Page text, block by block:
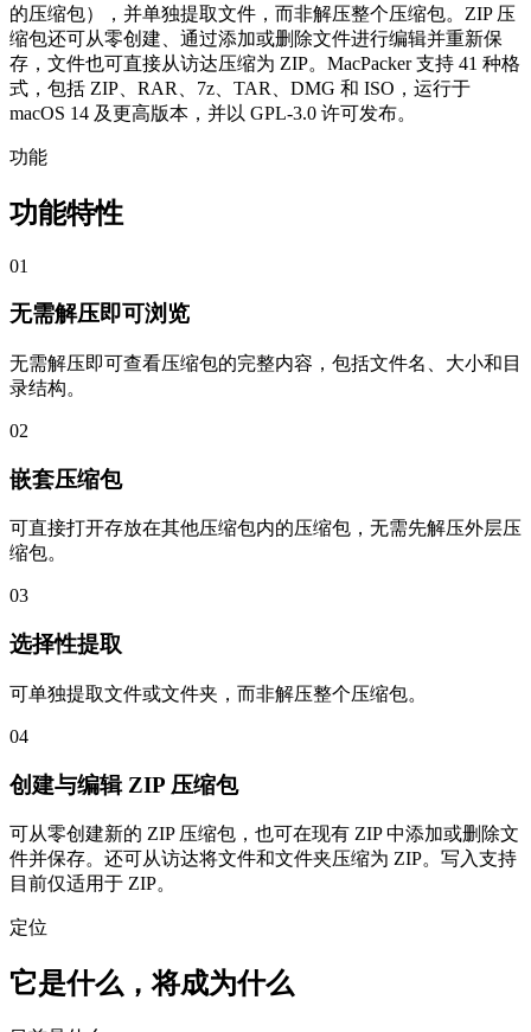
的压缩包），并单独提取文件，而非解压整个压缩包。ZIP 压
缩包还可从零创建、通过添加或删除文件进行编辑并重新保
存，文件也可直接从访达压缩为 ZIP。MacPacker 支持 41 种格
式，包括 ZIP、RAR、7z、TAR、DMG 和 ISO，运行于
macOS 14 及更高版本，并以 GPL-3.0 许可发布。
功能
功能特性
01
无需解压即可浏览
无需解压即可查看压缩包的完整内容，包括文件名、大小和目
录结构。
02
嵌套压缩包
可直接打开存放在其他压缩包内的压缩包，无需先解压外层压
缩包。
03
选择性提取
可单独提取文件或文件夹，而非解压整个压缩包。
04
创建与编辑 ZIP 压缩包
可从零创建新的 ZIP 压缩包，也可在现有 ZIP 中添加或删除文
件并保存。还可从访达将文件和文件夹压缩为 ZIP。写入支持
目前仅适用于 ZIP。
定位
它是什么，将成为什么